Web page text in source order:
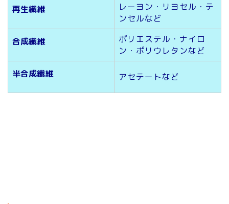
再生繊維
レーヨン・リヨセル・テ
ンセルなど
合成繊維
ポリエステル・ナイロ
ン・ポリウレタンなど
半合成繊維 アセテートなど